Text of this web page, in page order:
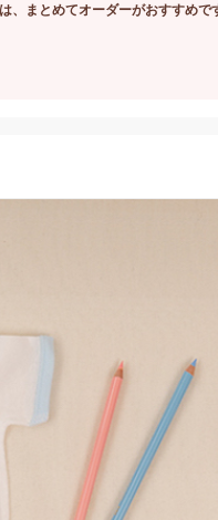
、まとめてオーダーがおすすめで